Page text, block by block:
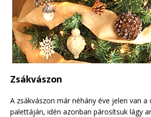
Zsákvászon
A zsákvászon már néhány éve jelen van a
palettáján, idén azonban párosítsuk lágy